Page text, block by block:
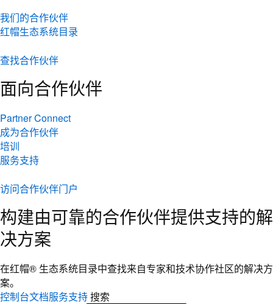
我们的合作伙伴
红帽生态系统目录
查找合作伙伴
面向合作伙伴
Partner Connect
成为合作伙伴
培训
服务支持
访问合作伙伴门户
构建由可靠的合作伙伴提供支持的解
决方案
在红帽® 生态系统目录中查找来自专家和技术协作社区的解决方
案。
控制台文档服务支持搜索